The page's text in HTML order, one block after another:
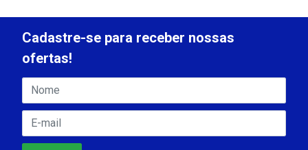
Cadastre-se para receber nossas
ofertas!